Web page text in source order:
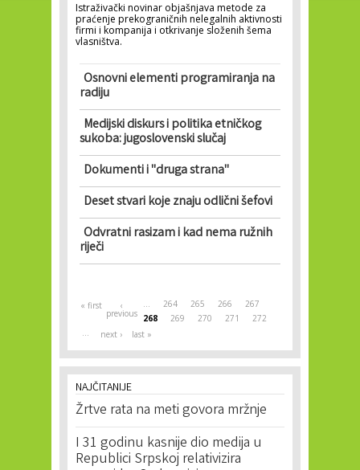
Istraživački novinar objašnjava metode za
praćenje prekograničnih nelegalnih aktivnosti
firmi i kompanija i otkrivanje složenih šema
vlasništva.
Osnovni elementi programiranja na
radiju
Medijski diskurs i politika etničkog
sukoba: jugoslovenski slučaj
Dokumenti i "druga strana"
Deset stvari koje znaju odlični šefovi
Odvratni rasizam i kad nema ružnih
riječi
Pages
« first ‹
previous
… 264 265 266
267
268
269 270 271
272
…
next › last »
NAJČITANIJE
Žrtve rata na meti govora mržnje
I 31 godinu kasnije dio medija u
Republici Srpskoj relativizira